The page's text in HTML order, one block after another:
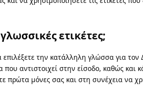
ετικέτες;
την κατάλληλη γλώσσα για
αντιστοιχεί στην είσοδο, καθώς και
πρώτα μόνες σας και στη συνέχεια να